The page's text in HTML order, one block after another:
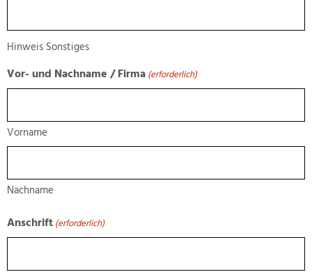
Hinweis Sonstiges
Vor- und Nachname / Firma(erforderlich)
Vorname
Nachname
Anschrift(erforderlich)